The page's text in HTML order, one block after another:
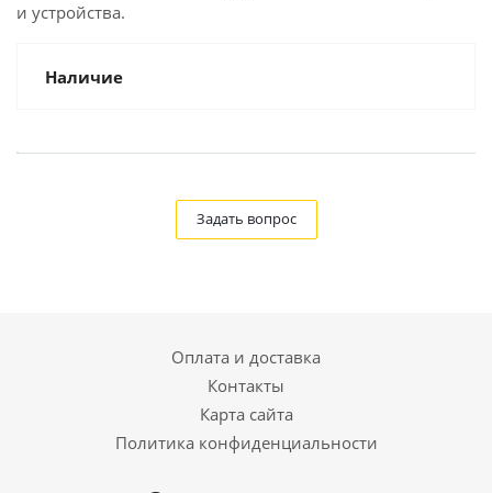
и устройства.
Наличие
Задать вопрос
Оплата и доставка
Контакты
Карта сайта
Политика конфиденциальности